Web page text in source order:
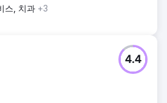
스, 치과 +3
4.4